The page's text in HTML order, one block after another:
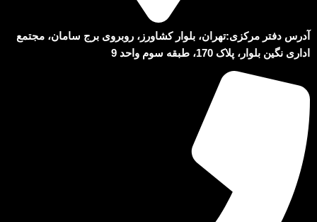
آدرس دفتر مرکزی:تهران، بلوار کشاورز، روبروی برج سامان، مجتمع
اداری نگین بلوار، پلاک 170، طبقه سوم واحد 9